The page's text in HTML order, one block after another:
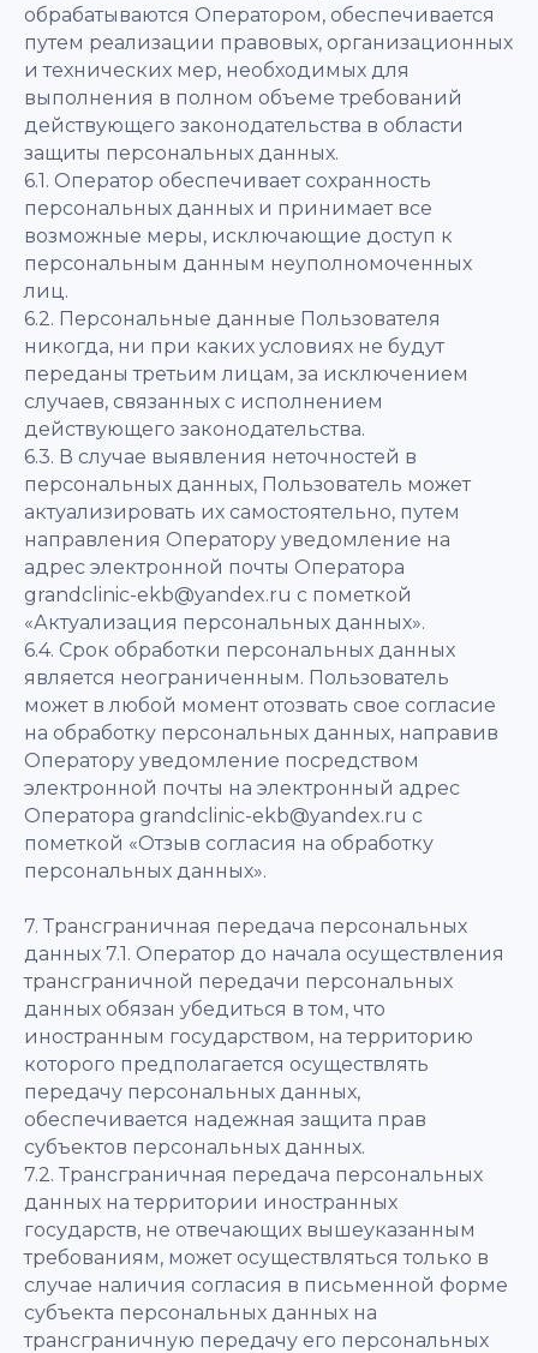
обрабатываются Оператором, обеспечивается
путем реализации правовых, организационных
и технических мер, необходимых для
выполнения в полном объеме требований
действующего законодательства в области
защиты персональных данных.
6.1. Оператор обеспечивает сохранность
персональных данных и принимает все
возможные меры, исключающие доступ к
персональным данным неуполномоченных
лиц.
6.2. Персональные данные Пользователя
никогда, ни при каких условиях не будут
переданы третьим лицам, за исключением
случаев, связанных с исполнением
действующего законодательства.
6.3. В случае выявления неточностей в
персональных данных, Пользователь может
актуализировать их самостоятельно, путем
направления Оператору уведомление на
адрес электронной почты Оператора
grandclinic-ekb@yandex.ru с пометкой
«Актуализация персональных данных».
6.4. Срок обработки персональных данных
является неограниченным. Пользователь
может в любой момент отозвать свое согласие
на обработку персональных данных, направив
Оператору уведомление посредством
электронной почты на электронный адрес
Оператора grandclinic-ekb@yandex.ru с
пометкой «Отзыв согласия на обработку
персональных данных».
7. Трансграничная передача персональных
данных 7.1. Оператор до начала осуществления
трансграничной передачи персональных
данных обязан убедиться в том, что
иностранным государством, на территорию
которого предполагается осуществлять
передачу персональных данных,
обеспечивается надежная защита прав
субъектов персональных данных.
7.2. Трансграничная передача персональных
данных на территории иностранных
государств, не отвечающих вышеуказанным
требованиям, может осуществляться только в
случае наличия согласия в письменной форме
субъекта персональных данных на
трансграничную передачу его персональных